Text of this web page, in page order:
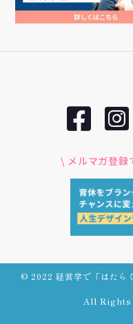
\ メルマガ登録
© 2022 経営学で「はたら
All Rights